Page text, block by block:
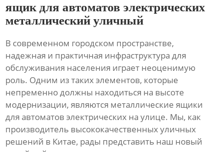
ящик для автоматов электрических
металлический уличный
В современном городском пространстве,
надежная и практичная инфраструктура для
обслуживания населения играет неоценимую
роль. Одним из таких элементов, которые
непременно должны находиться на высоте
модернизации, являются металлические ящики
для автоматов электрических на улице. Мы, как
производитель высококачественных уличных
решений в Китае, рады представить наш новый